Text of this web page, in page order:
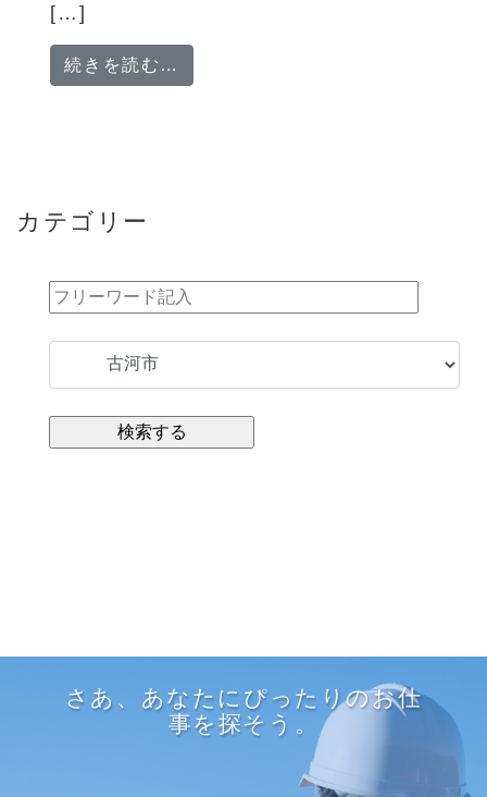
[…]
続きを読む…
カテゴリー
さあ、あなたにぴったりのお仕
事を探そう。